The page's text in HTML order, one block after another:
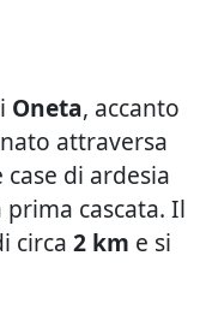
Oneta, accanto
attraversa
di ardesia
cascata. Il
circa 2 km e si